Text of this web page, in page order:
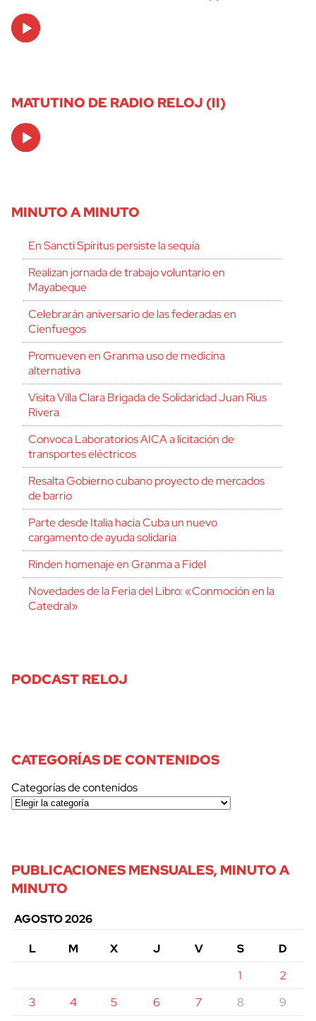
Audio
Player
MATUTINO DE RADIO RELOJ (II)
Audio
Player
MINUTO A MINUTO
En Sancti Spíritus persiste la sequía
Realizan jornada de trabajo voluntario en
Mayabeque
Celebrarán aniversario de las federadas en
Cienfuegos
Promueven en Granma uso de medicina
alternativa
Visita Villa Clara Brigada de Solidaridad Juan Rius
Rivera
Convoca Laboratorios AICA a licitación de
transportes eléctricos
Resalta Gobierno cubano proyecto de mercados
de barrio
Parte desde Italia hacia Cuba un nuevo
cargamento de ayuda solidaria
Rinden homenaje en Granma a Fidel
Novedades de la Feria del Libro: «Conmoción en la
Catedral»
PODCAST RELOJ
CATEGORÍAS DE CONTENIDOS
Categorías de contenidos
PUBLICACIONES MENSUALES, MINUTO A
MINUTO
AGOSTO 2026
L
M X J V S
D
1
2
3
4 5 6 7 8
9